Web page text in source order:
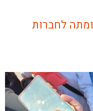
לחברות